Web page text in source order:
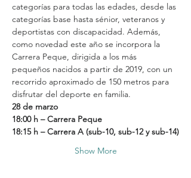
categorías para todas las edades, desde las
categorías base hasta sénior, veteranos y
deportistas con discapacidad. Además,
como novedad este año se incorpora la
Carrera Peque, dirigida a los más
pequeños nacidos a partir de 2019, con un
recorrido aproximado de 150 metros para
disfrutar del deporte en familia.
28 de marzo
18:00 h – Carrera Peque
18:15 h – Carrera A (sub-10, sub-12 y sub-14)
Show More